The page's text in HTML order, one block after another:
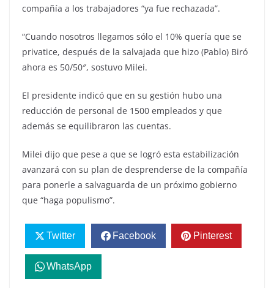
compañía a los trabajadores “ya fue rechazada”.
“Cuando nosotros llegamos sólo el 10% quería que se
privatice, después de la salvajada que hizo (Pablo) Biró
ahora es 50/50″, sostuvo Milei.
El presidente indicó que en su gestión hubo una
reducción de personal de 1500 empleados y que
además se equilibraron las cuentas.
Milei dijo que pese a que se logró esta estabilización
avanzará con su plan de desprenderse de la compañía
para ponerle a salvaguarda de un próximo gobierno
que “haga populismo”.
Twitter Facebook Pinterest
WhatsApp